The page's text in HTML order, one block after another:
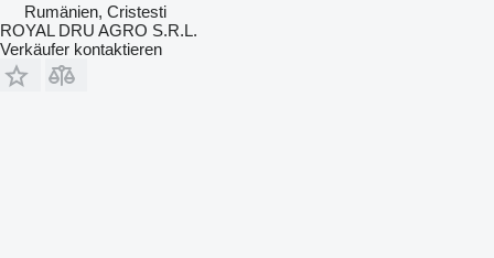
Rumänien, Cristesti
ROYAL DRU AGRO S.R.L.
Verkäufer kontaktieren